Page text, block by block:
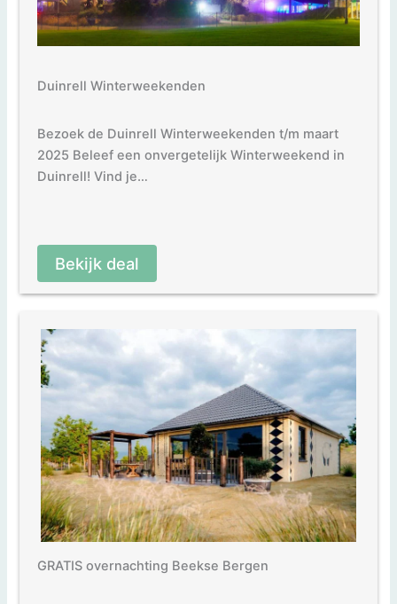
Duinrell Winterweekenden
Bezoek de Duinrell Winterweekenden t/m maart
2025 Beleef een onvergetelijk Winterweekend in
Duinrell! Vind je…
Bekijk deal
GRATIS overnachting Beekse Bergen